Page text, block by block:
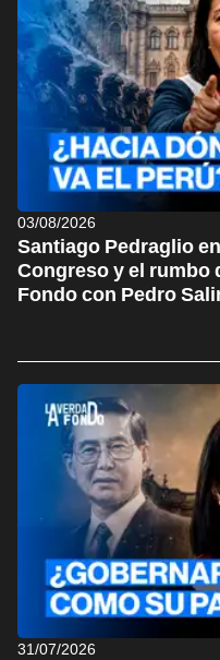
03/08/2026
Santiago Pedraglio
Congreso y el rumbo
Fondo con Pedro
31/07/2026